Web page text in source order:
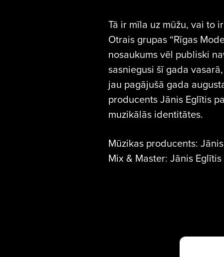
Tā ir mīla uz mūžu, vai to
Otrais grupas “Rīgas
nosaukums vēl publiski
sasniegusi šī gada
jau pagājušā gada
producents Jānis Eglītis
muzikālās identitātes.
Mūzikas producents:
Mix & Master: Jānis Eglītis